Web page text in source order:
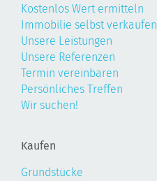
Kostenlos Wert ermitteln
Immobilie selbst verkaufen
Unsere Leistungen
Unsere Referenzen
Termin vereinbaren
Persönliches Treffen
Wir suchen!
Kaufen
Grundstücke